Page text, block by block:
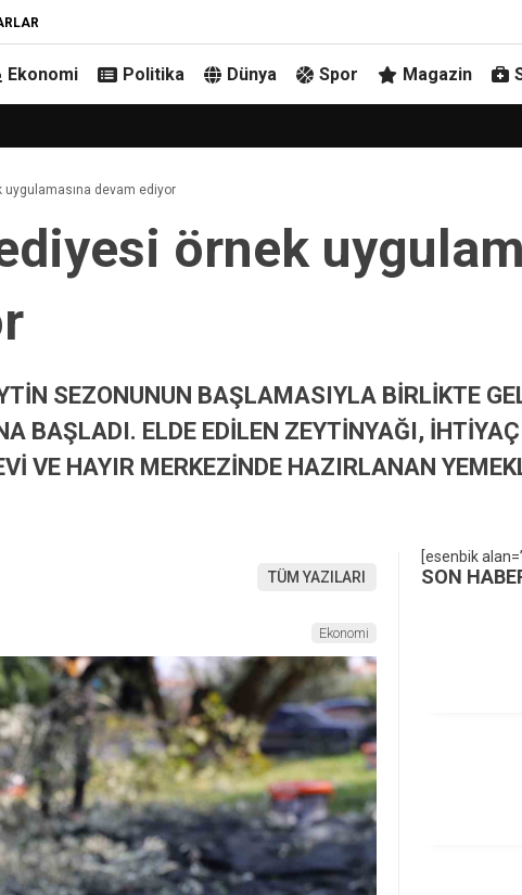
Ekonomi Politika Dünya Spor Magazin
devam ediyor
örnek
SEZONUNUN BAŞLAMASIYLA BİRLİKTE
BAŞLADI. ELDE EDİLEN ZEYTİNYAĞI,
VE HAYIR MERKEZİNDE HAZIRLANAN
TÜM YAZILARI
Ekonomi
[esenbik
SON